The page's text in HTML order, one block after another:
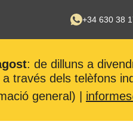
+34 630 38
: de dilluns a
través dels telèfons
general) |